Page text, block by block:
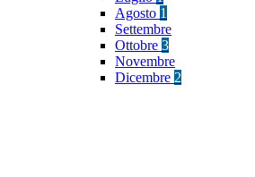
Agosto 1
Settembre
Ottobre 3
Novembre
Dicembre 2